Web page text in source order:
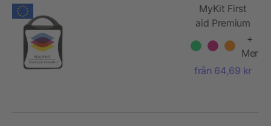
MyKit First
aid Premium
+
Mer
från 64,69 kr